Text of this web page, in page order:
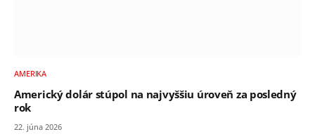
AMERIKA
Americký dolár stúpol na najvyššiu úroveň za posledný
rok
22. júna 2026